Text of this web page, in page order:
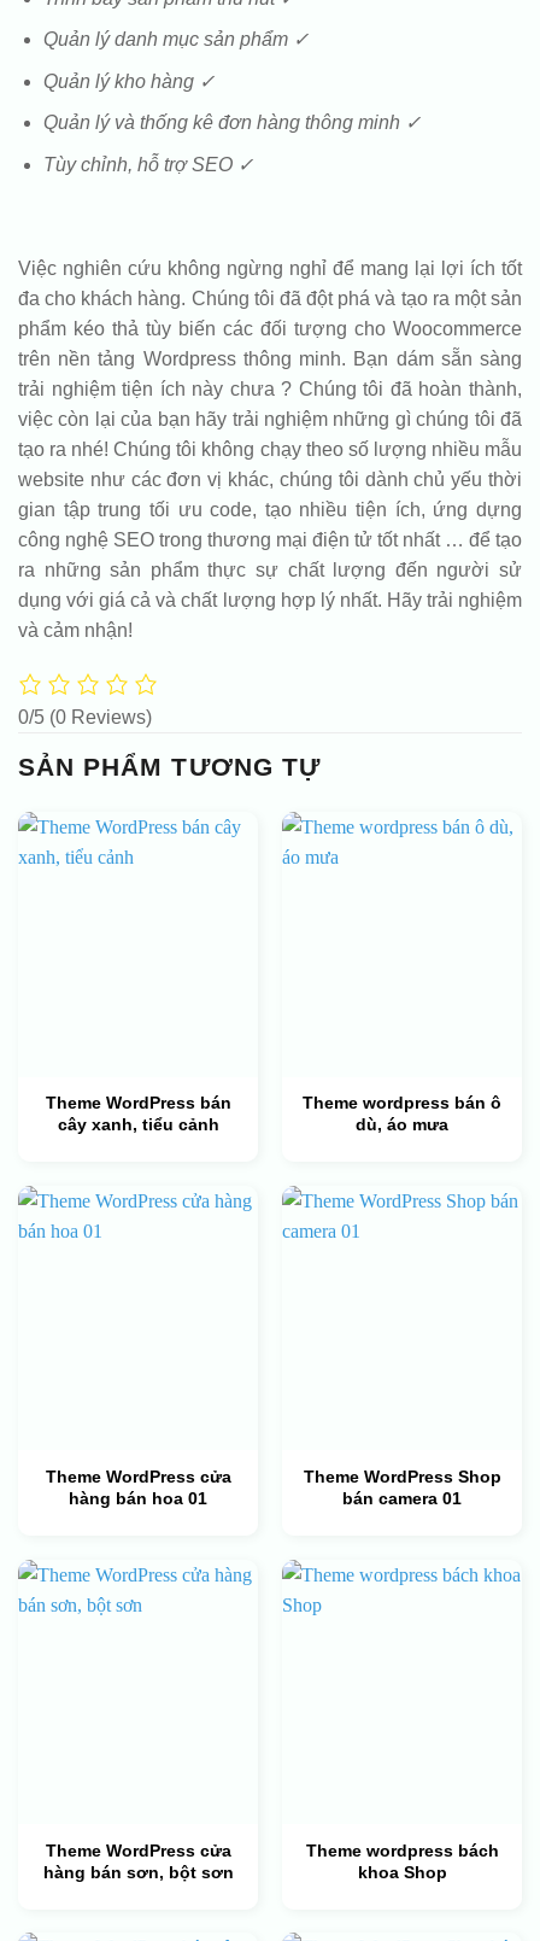
Quản lý danh mục sản phẩm ✓
Quản lý kho hàng ✓
Quản lý và thống kê đơn hàng thông minh ✓
Tùy chỉnh, hỗ trợ SEO ✓
Việc nghiên cứu không ngừng nghỉ để mang lại lợi ích tốt
đa cho khách hàng. Chúng tôi đã đột phá và tạo ra một sản
phẩm kéo thả tùy biến các đối tượng cho Woocommerce
trên nền tảng Wordpress thông minh. Bạn dám sẵn sàng
trải nghiệm tiện ích này chưa ? Chúng tôi đã hoàn thành,
việc còn lại của bạn hãy trải nghiệm những gì chúng tôi đã
tạo ra nhé! Chúng tôi không chạy theo số lượng nhiều mẫu
website như các đơn vị khác, chúng tôi dành chủ yếu thời
gian tập trung tối ưu code, tạo nhiều tiện ích, ứng dựng
công nghệ SEO trong thương mại điện tử tốt nhất … để tạo
ra những sản phẩm thực sự chất lượng đến người sử
dụng với giá cả và chất lượng hợp lý nhất. Hãy trải nghiệm
và cảm nhận!
0/5 (0 Reviews)
SẢN PHẨM TƯƠNG TỰ
Theme WordPress bán
cây xanh, tiểu cảnh
Theme wordpress bán ô
dù, áo mưa
Theme WordPress cửa
hàng bán hoa 01
Theme WordPress Shop
bán camera 01
Theme WordPress cửa
hàng bán sơn, bột sơn
Theme wordpress bách
khoa Shop